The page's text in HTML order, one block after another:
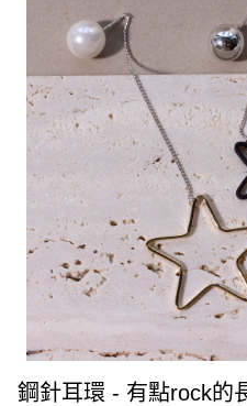
鋼針耳環 - 有點rock的